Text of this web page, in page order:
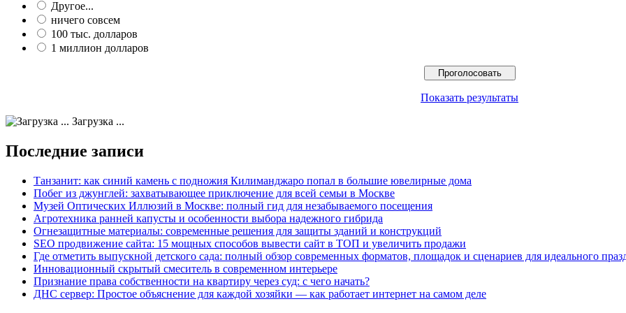
Другое...
ничего совсем
100 тыс. долларов
1 миллион долларов
Показать результаты
Загрузка ...
Последние записи
Танзанит: как синий камень с подножия Килиманджаро попал в большие ювелирные дома
Побег из джунглей: захватывающее приключение для всей семьи в Москве
Музей Оптических Иллюзий в Москве: полный гид для незабываемого посещения
Агротехника ранней капусты и особенности выбора надежного гибрида
Огнезащитные материалы: современные решения для защиты зданий и конструкций
SEO продвижение сайта: 15 мощных способов вывести сайт в ТОП и увеличить продажи
Где отметить выпускной детского сада: полный обзор современных форматов, площадок и сценариев для идеального
Инновационный скрытый смеситель в современном интерьере
Признание права собственности на квартиру через суд: с чего начать?
ДНС сервер: Простое объяснение для каждой хозяйки — как работает интернет на самом деле